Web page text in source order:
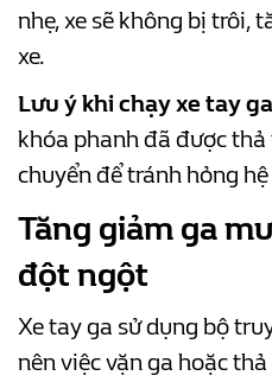
nhẹ, xe sẽ không bị trôi,
xe.
Lưu ý khi chạy xe tay ga
khóa phanh đã được
chuyển để tránh hỏng
Tăng giảm ga
đột ngột
Xe tay ga sử dụng bộ
nên việc vặn ga hoặc